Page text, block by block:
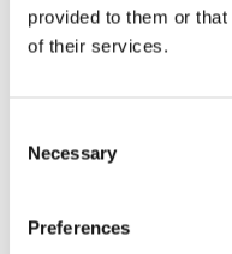
provided to them or
of their services.
Selection
Necessary
Preferences